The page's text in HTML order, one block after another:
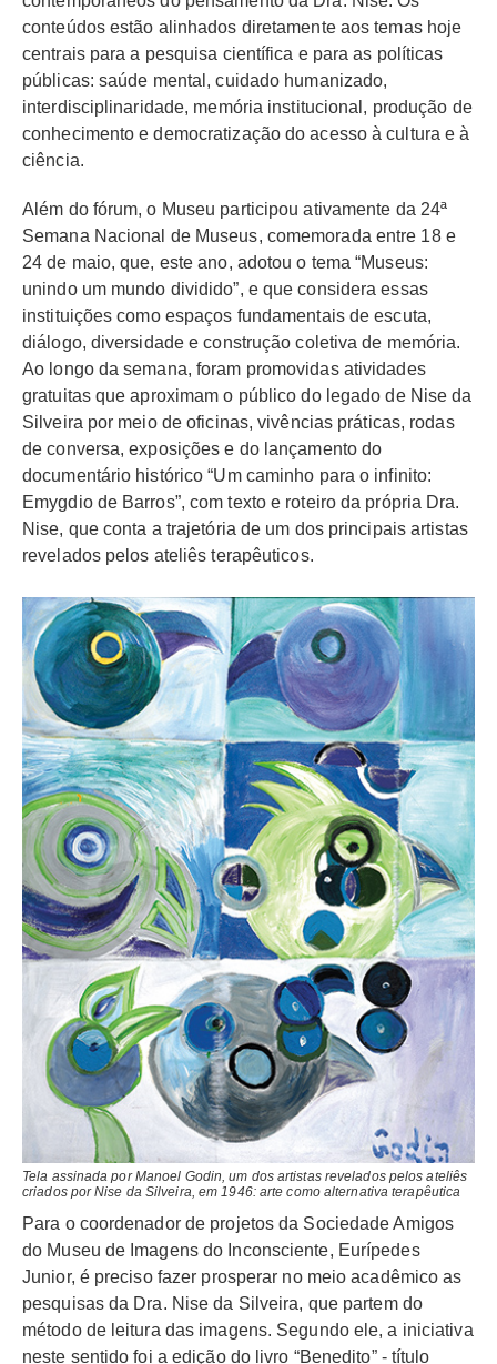
conteúdos estão alinhados diretamente aos temas hoje
centrais para a pesquisa científica e para as políticas
públicas: saúde mental, cuidado humanizado,
interdisciplinaridade, memória institucional, produção de
conhecimento e democratização do acesso à cultura e à
ciência.
Além do fórum, o Museu participou ativamente da 24ª
Semana Nacional de Museus, comemorada entre 18 e
24 de maio, que, este ano, adotou o tema “Museus:
unindo um mundo dividido”, e que considera essas
instituições como espaços fundamentais de escuta,
diálogo, diversidade e construção coletiva de memória.
Ao longo da semana, foram promovidas atividades
gratuitas que aproximam o público do legado de Nise da
Silveira por meio de oficinas, vivências práticas, rodas
de conversa, exposições e do lançamento do
documentário histórico “Um caminho para o infinito:
Emygdio de Barros”, com texto e roteiro da própria Dra.
Nise, que conta a trajetória de um dos principais artistas
revelados pelos ateliês terapêuticos.
Tela assinada por Manoel Godin, um dos artistas revelados pelos ateliês
criados por Nise da Silveira, em 1946: arte como alternativa terapêutica
Para o coordenador de projetos da Sociedade Amigos
do Museu de Imagens do Inconsciente, Eurípedes
Junior, é preciso fazer prosperar no meio acadêmico as
pesquisas da Dra. Nise da Silveira, que partem do
método de leitura das imagens. Segundo ele, a iniciativa
neste sentido foi a edição do livro “Benedito” - título